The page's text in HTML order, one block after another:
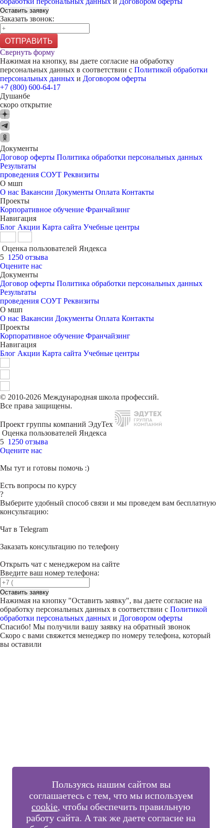
Оставить заявку
Заказать звонок:
ОТПРАВИТЬ
Свернуть форму
Нажимая на кнопку, вы даете согласие на обработку
персональных данных в соответствии с Политикой обработки
персональных данных и Договором оферты
+7 (800) 600-64-17
Душанбе
скоро открытие
Документы
Договор оферты Политика обработки персональных данных
Результаты
проведения СОУТ Реквизиты
О мшп
О нас Вакансии Документы Оплата Контакты
Проекты
Корпоративное обучение Франчайзинг
Навигация
Блог Акции Карта сайта Учебные центры
Оценка пользователей Яндекса
5 1250 отзыва
Оцените нас
Документы
Договор оферты Политика обработки персональных данных
Результаты
проведения СОУТ Реквизиты
О мшп
О нас Вакансии Документы Оплата Контакты
Проекты
Корпоративное обучение Франчайзинг
Навигация
Блог Акции Карта сайта Учебные центры
© 2010-2026 Международная школа профессий.
Все права защищены.
Проект группы компаний ЭдуТех
Оценка пользователей Яндекса
5 1250 отзыва
Оцените нас
Пользуясь нашим сайтом вы
соглашаетесь с тем, что мы используем
cookie, чтобы обеспечить правильную
работу сайта. А так же даете согласие на
Мы тут и готовы помочь :)
Есть вопросы по курсу
?
Выберите удобный способ связи и мы проведем вам бесплатную
консультацию:
Чат в Telegram
Заказать консультацию по телефону
Открыть чат с менеджером на сайте
Введите ваш номер телефона:
Оставить заявку
Нажимая на кнопку "Оставить заявку", вы даете согласие на
обработку персональных данных в соответствии с Политикой
обработки персональных данных и Договором оферты
Спасибо! Мы получили вашу заявку на обратный звонок
Скоро с вами свяжется менеджер по номеру телефона, который
вы оставили